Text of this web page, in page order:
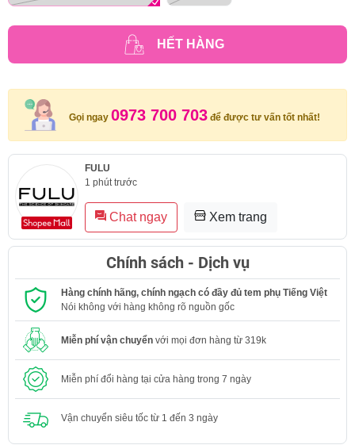
HẾT HÀNG
Gọi ngay 0973 700 703 để được tư vấn tốt nhất!
FULU
1 phút trước
Chat ngay Xem trang
Chính sách - Dịch vụ
Hàng chính hãng, chính ngạch có đầy đủ tem phụ Tiếng Việt
Nói không với hàng không rõ nguồn gốc
Miễn phí vận chuyển với mọi đơn hàng từ 319k
Miễn phí đổi hàng tại cửa hàng trong 7 ngày
Vận chuyển siêu tốc từ 1 đến 3 ngày